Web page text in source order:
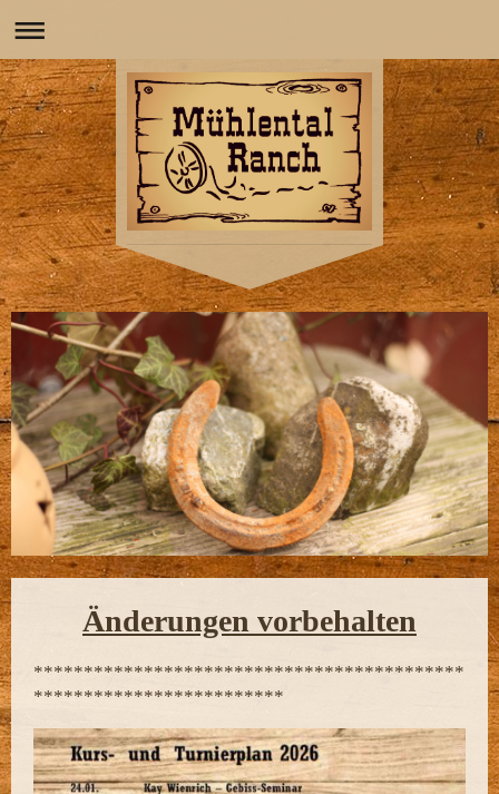
Änderungen vorbehalten
*******************************************
*************************